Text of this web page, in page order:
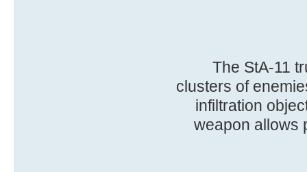
The StA-11
clusters of
infiltration
weapon allows